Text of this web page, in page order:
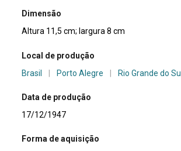
Dimensão
Altura 11,5 cm; largura 8 cm
Local de produção
Brasil
Porto Alegre Rio Grande do Sul
Data de produção
17/12/1947
Forma de aquisição